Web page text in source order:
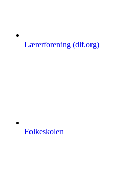
Lærerforening (dlf.org)
Folkeskolen